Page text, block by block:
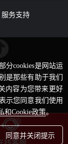
服务支持
浙ICP备13001006
分cookies是网站运
是那些有助于我们
内容为您带来更好
示您同意我们使用
和Cookie政策。
同意并关闭提示